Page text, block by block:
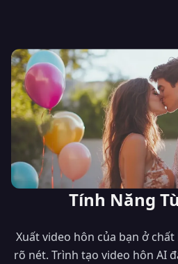
Tính Năng
Xuất video hôn của bạn ở
rõ nét. Trình tạo video hôn AI